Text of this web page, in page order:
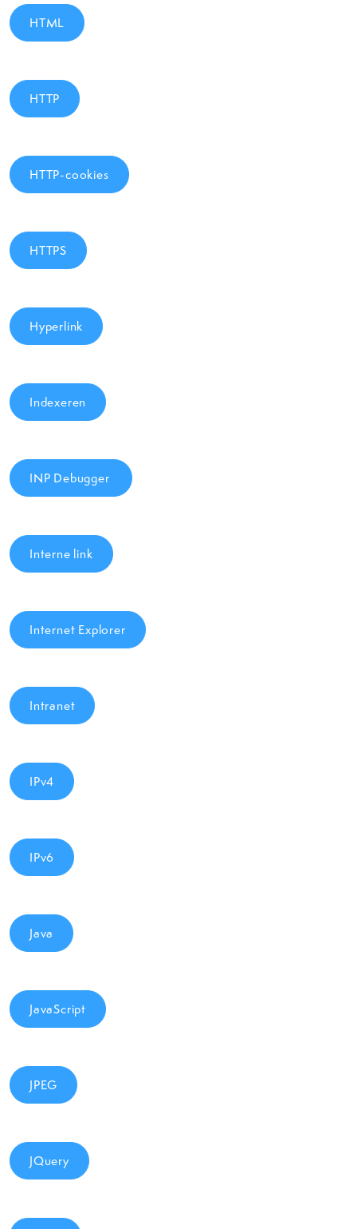
HTML
HTTP
HTTP-cookies
HTTPS
Hyperlink
Indexeren
INP Debugger
Interne link
Internet Explorer
Intranet
IPv4
IPv6
Java
JavaScript
JPEG
JQuery